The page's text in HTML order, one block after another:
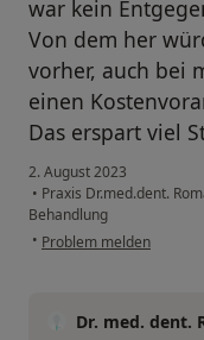
war kein
Von dem her
vorher, auch bei
einen
Das erspart viel
2. August 2023
• Praxis Dr.med.dent.
Behandlung
• Problem melden
Dr. med. dent.